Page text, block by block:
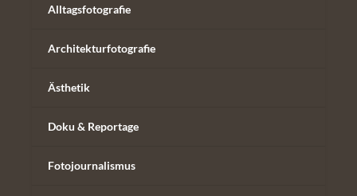
Alltagsfotografie
Architekturfotografie
Ästhetik
Doku & Reportage
Fotojournalismus